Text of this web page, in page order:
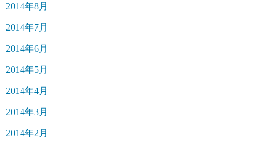
2014年8月
2014年7月
2014年6月
2014年5月
2014年4月
2014年3月
2014年2月